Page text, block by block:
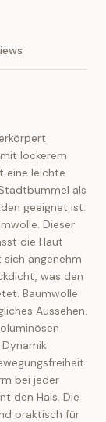
lockerem
eine leichte
als
geeignet ist.
Dieser
die Haut
angenehm
was den
Baumwolle
Aussehen.
bei jeder
den Hals. Die
praktisch für